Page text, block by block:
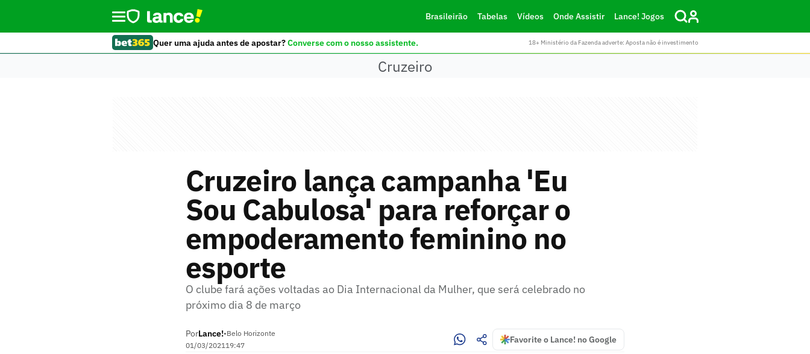
Brasileirão Tabelas Vídeos Onde Assistir Lance! Jogos
Quer uma ajuda antes de apostar?Converse com o nosso assistente. 18+ Ministério da Fazenda adverte: Aposta não é investimento
Cruzeiro
Cruzeiro lança campanha 'Eu
Sou Cabulosa' para reforçar o
empoderamento feminino no
esporte
O clube fará ações voltadas ao Dia Internacional da Mulher, que será celebrado no
próximo dia 8 de março
PorLance!•Belo Horizonte
01/03/202119:47
Favorite o Lance! no Google